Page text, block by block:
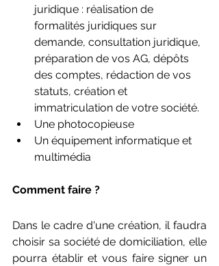
juridique : réalisation de
formalités juridiques sur
demande, consultation juridique,
préparation de vos AG, dépôts
des comptes, rédaction de vos
statuts, création et
immatriculation de votre société.
Une photocopieuse
Un équipement informatique et
multimédia
Comment faire ?
Dans le cadre d'une création, il faudra
choisir sa société de domiciliation, elle
pourra établir et vous faire signer un